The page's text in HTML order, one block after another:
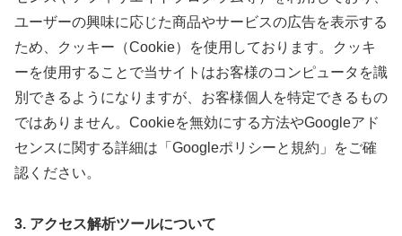
ユーザーの興味に応じた商品やサービスの広告を表示する
ため、クッキー（Cookie）を使用しております。クッキ
ーを使用することで当サイトはお客様のコンピュータを識
別できるようになりますが、お客様個人を特定できるもの
ではありません。Cookieを無効にする方法やGoogleアド
センスに関する詳細は「Googleポリシーと規約」をご確
認ください。
3. アクセス解析ツールについて